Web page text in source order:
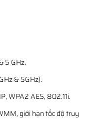
5 GHz.
& 5GHz).
WPA2 AES, 802.11i.
giới hạn tốc độ truy